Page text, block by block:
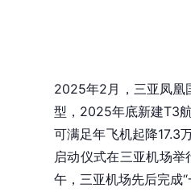
2025年2月，三亚凤凰
型，2025年底新建T3
可满足年飞机起降17.3
启动仪式在三亚机场
午，三亚机场先后完成